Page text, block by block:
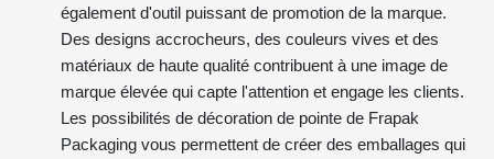
également d'outil puissant de promotion de la marque.
Des designs accrocheurs, des couleurs vives et des
matériaux de haute qualité contribuent à une image de
marque élevée qui capte l'attention et engage les clients.
Les possibilités de décoration de pointe de Frapak
Packaging vous permettent de créer des emballages qui